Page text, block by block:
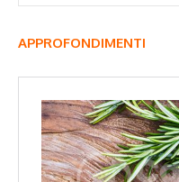
APPROFONDIMENTI